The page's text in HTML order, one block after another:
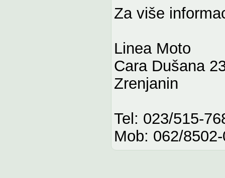
Za više
Linea Moto
Cara Dušana
Zrenjanin
Tel: 023/515-
Mob: 062/